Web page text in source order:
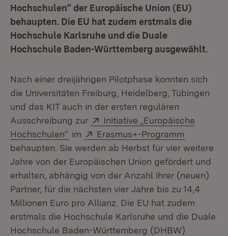
Hochschulen“ der Europäische Union (EU)
behaupten. Die EU hat zudem erstmals die
Hochschule Karlsruhe und die Duale
Hochschule Baden-Württemberg ausgewählt.
Nach einer dreijährigen Pilotphase konnten sich
die Universitäten Freiburg, Heidelberg, Tübingen
und das KIT auch in der ersten regulären
Ausschreibung zur
Extern:
Initiative „Europäische
Hochschulen“ (Öffnet in neuem Fenster)
im Extern:
Erasmus+-Programm
behaupten. Sie werden ab Herbst für vier weitere
Jahre von der Europäischen Union gefördert und
erhalten, abhängig von der Anzahl ihrer (neuen)
Partner, für die nächsten vier Jahre bis zu 14,4
Millionen Euro pro Allianz. Die EU hat zudem
erstmals die Hochschule Karlsruhe und die Duale
Hochschule Baden-Württemberg (DHBW)